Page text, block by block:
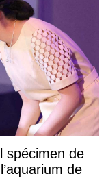
spécimen de
de